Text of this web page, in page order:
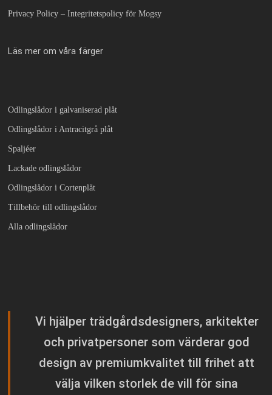
Privacy Policy – Integritetspolicy för Mogsy
Läs mer om våra färger
Odlingslådor i galvaniserad plåt
Odlingslådor i Antracitgrå plåt
Spaljéer
Lackade odlingslådor
Odlingslådor i Cortenplåt
Tillbehör till odlingslådor
Alla odlingslådor
Vi hjälper trädgårdsdesigners, arkitekter
och privatpersoner som värderar god
design av premiumkvalitet till frihet att
välja vilken storlek de vill för sina